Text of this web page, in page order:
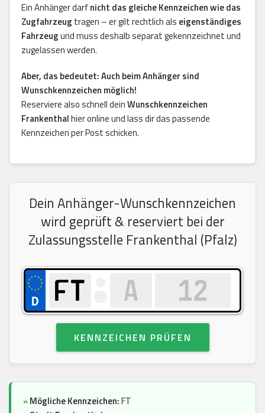
Ein Anhänger darfnicht das gleiche Kennzeichen wie das
Zugfahrzeug tragen – er gilt rechtlich als eigenständiges
Fahrzeugund muss deshalb separat gekennzeichnet und
zugelassen werden.
Aber, das bedeutet: Auch beim Anhänger sind
Wunschkennzeichen möglich!
Reserviere also schnell deinWunschkennzeichen
Frankenthalhier online und lass dir das passende
Kennzeichen per Post schicken.
Dein Anhänger-Wunschkennzeichen
wird geprüft & reserviert bei der
Zulassungsstelle Frankenthal (Pfalz)
KENNZEICHEN PRÜFEN
»Mögliche Kennzeichen:FT